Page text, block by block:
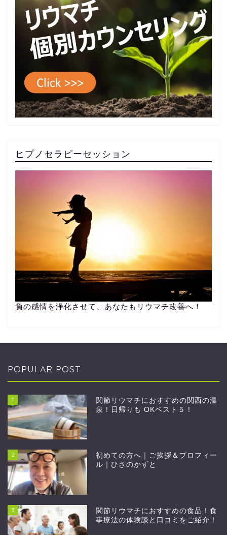
ヒプノセラピーセッション
負の感情を浄化させて、あなたもリウマチ改善へ！
POPULAR POST
1
関節リウマチにおすすめの関西の温
泉！日帰りも OKベスト５！
2
初めての方へ｜ご挨拶＆プロフィー
ル｜ひさのかずと
3
関節リウマチにおすすめの食品！食
事療法の体験談と口コミをご紹介！